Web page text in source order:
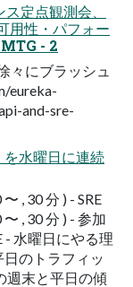
定点観測会、
用性・パフォー
MTG - 2
々にブラッシュ
eureka-
and-sre-
を水曜日に連続
, 30 分 ) - SRE
, 30 分 ) - 参加
- 水曜日にやる理
のトラフィッ
週末と平日の傾